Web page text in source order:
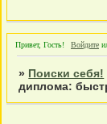
Привет, Гость! Войдите
» Поиски себя!
диплома: